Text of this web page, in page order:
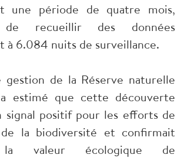
une période de quatre mois,
de recueillir des données
à 6.084 nuits de surveillance.
gestion de la Réserve naturelle
estimé que cette découverte
signal positif pour les efforts de
la biodiversité et confirmait
la valeur écologique de